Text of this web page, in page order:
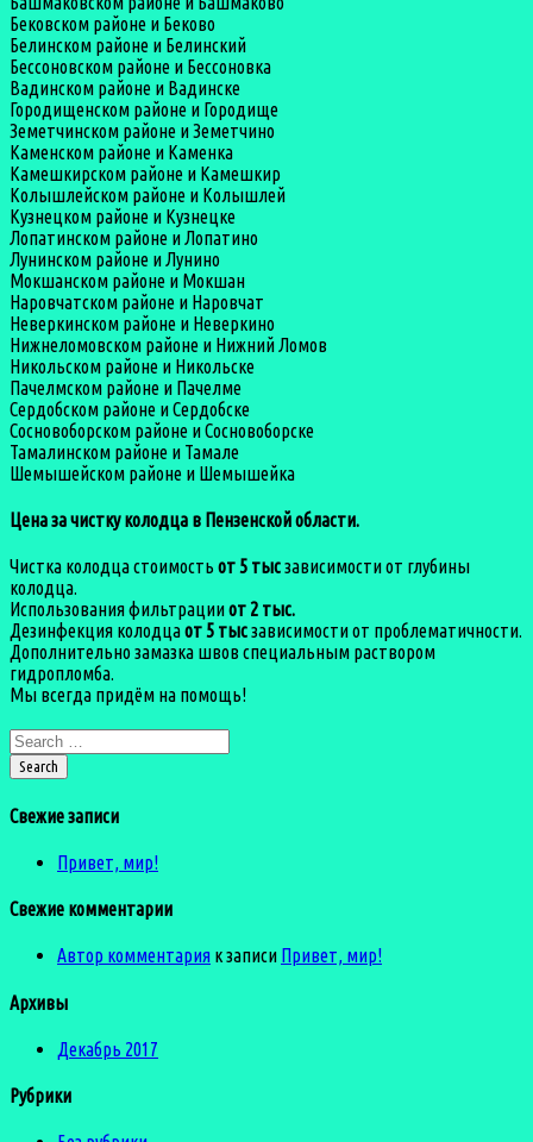
Бековском районе и Беково
Белинском районе и Белинский
Бессоновском районе и Бессоновка
Вадинском районе и Вадинске
Городищенском районе и Городище
Земетчинском районе и Земетчино
Каменском районе и Каменка
Камешкирском районе и Камешкир
Колышлейском районе и Колышлей
Кузнецком районе и Кузнецке
Лопатинском районе и Лопатино
Лунинском районе и Лунино
Мокшанском районе и Мокшан
Наровчатском районе и Наровчат
Неверкинском районе и Неверкино
Нижнеломовском районе и Нижний Ломов
Никольском районе и Никольске
Пачелмском районе и Пачелме
Сердобском районе и Сердобске
Сосновоборском районе и Сосновоборске
Тамалинском районе и Тамале
Шемышейском районе и Шемышейка
Цена за чистку колодца в Пензенской области.
Чистка колодца стоимость от 5 тысзависимости от глубины
колодца.
Использования фильтрацииот 2 тыс.
Дезинфекция колодцаот 5 тысзависимости от проблематичности.
Дополнительно замазка швов специальным раствором
гидропломба.
Мы всегда придём на помощь!
Search for:
Search
Свежие записи
Привет, мир!
Свежие комментарии
Автор комментария к записи Привет, мир!
Архивы
Декабрь 2017
Рубрики